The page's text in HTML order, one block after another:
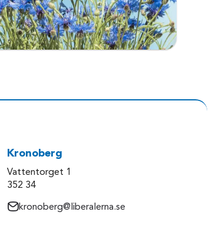
Kronoberg
Vattentorget 1
352 34
kronoberg@liberalerna.se